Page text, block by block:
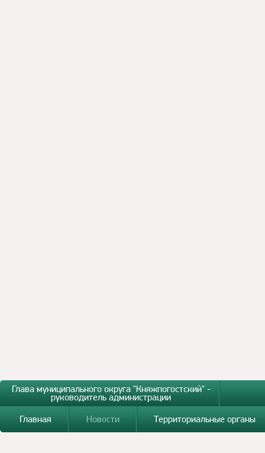
Глава муниципального округа "Княжпогостский" -
руководитель администрации
Главная
Новости Территориальные органы